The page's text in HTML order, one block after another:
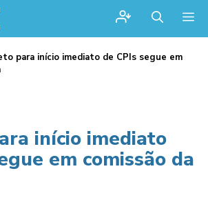
para início imediato de CPIs segue em
início imediato
em comissão da